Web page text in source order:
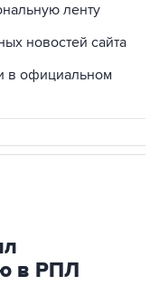
ленту
новостей сайта
в официальном
в РПЛ